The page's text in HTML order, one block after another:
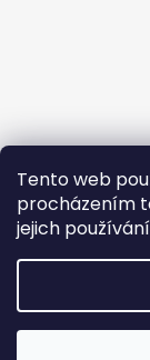
Tento web
procházením
jejich